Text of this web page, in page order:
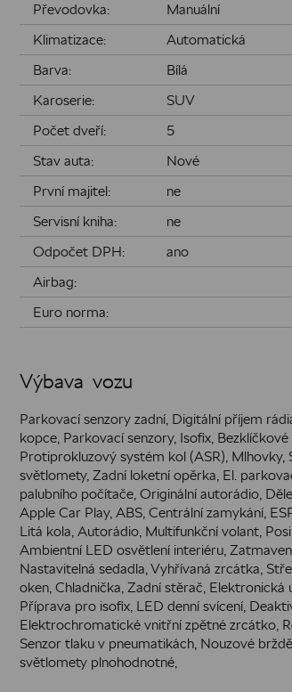
Převodovka:
Manuální
Klimatizace:
Automatická
Barva:
Bílá
Karoserie:
SUV
Počet dveří:
5
Stav auta:
Nové
První majitel:
ne
Servisní kniha:
ne
Odpočet DPH:
ano
Airbag:
Euro norma:
Výbava vozu
Parkovací senzory zadní, Digitální příjem
kopce, Parkovací senzory, Isofix,
Protiprokluzový systém kol (ASR),
světlomety, Zadní loketní opěrka, El.
palubního počítače, Originální autorádio,
Apple Car Play, ABS, Centrální zamykání,
Litá kola, Autorádio, Multifunkční volant,
Ambientní LED osvětlení interiéru,
Nastavitelná sedadla, Vyhřívaná zrcátka,
oken, Chladnička, Zadní stěrač, Elektronická
Příprava pro isofix, LED denní svícení,
Elektrochromatické vnitřní zpětné zrcátko,
Senzor tlaku v pneumatikách, Nouzové
světlomety plnohodnotné,